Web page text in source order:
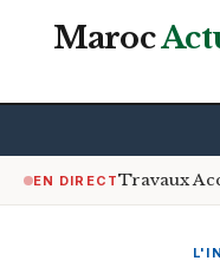
Maroc
EN DIRECT